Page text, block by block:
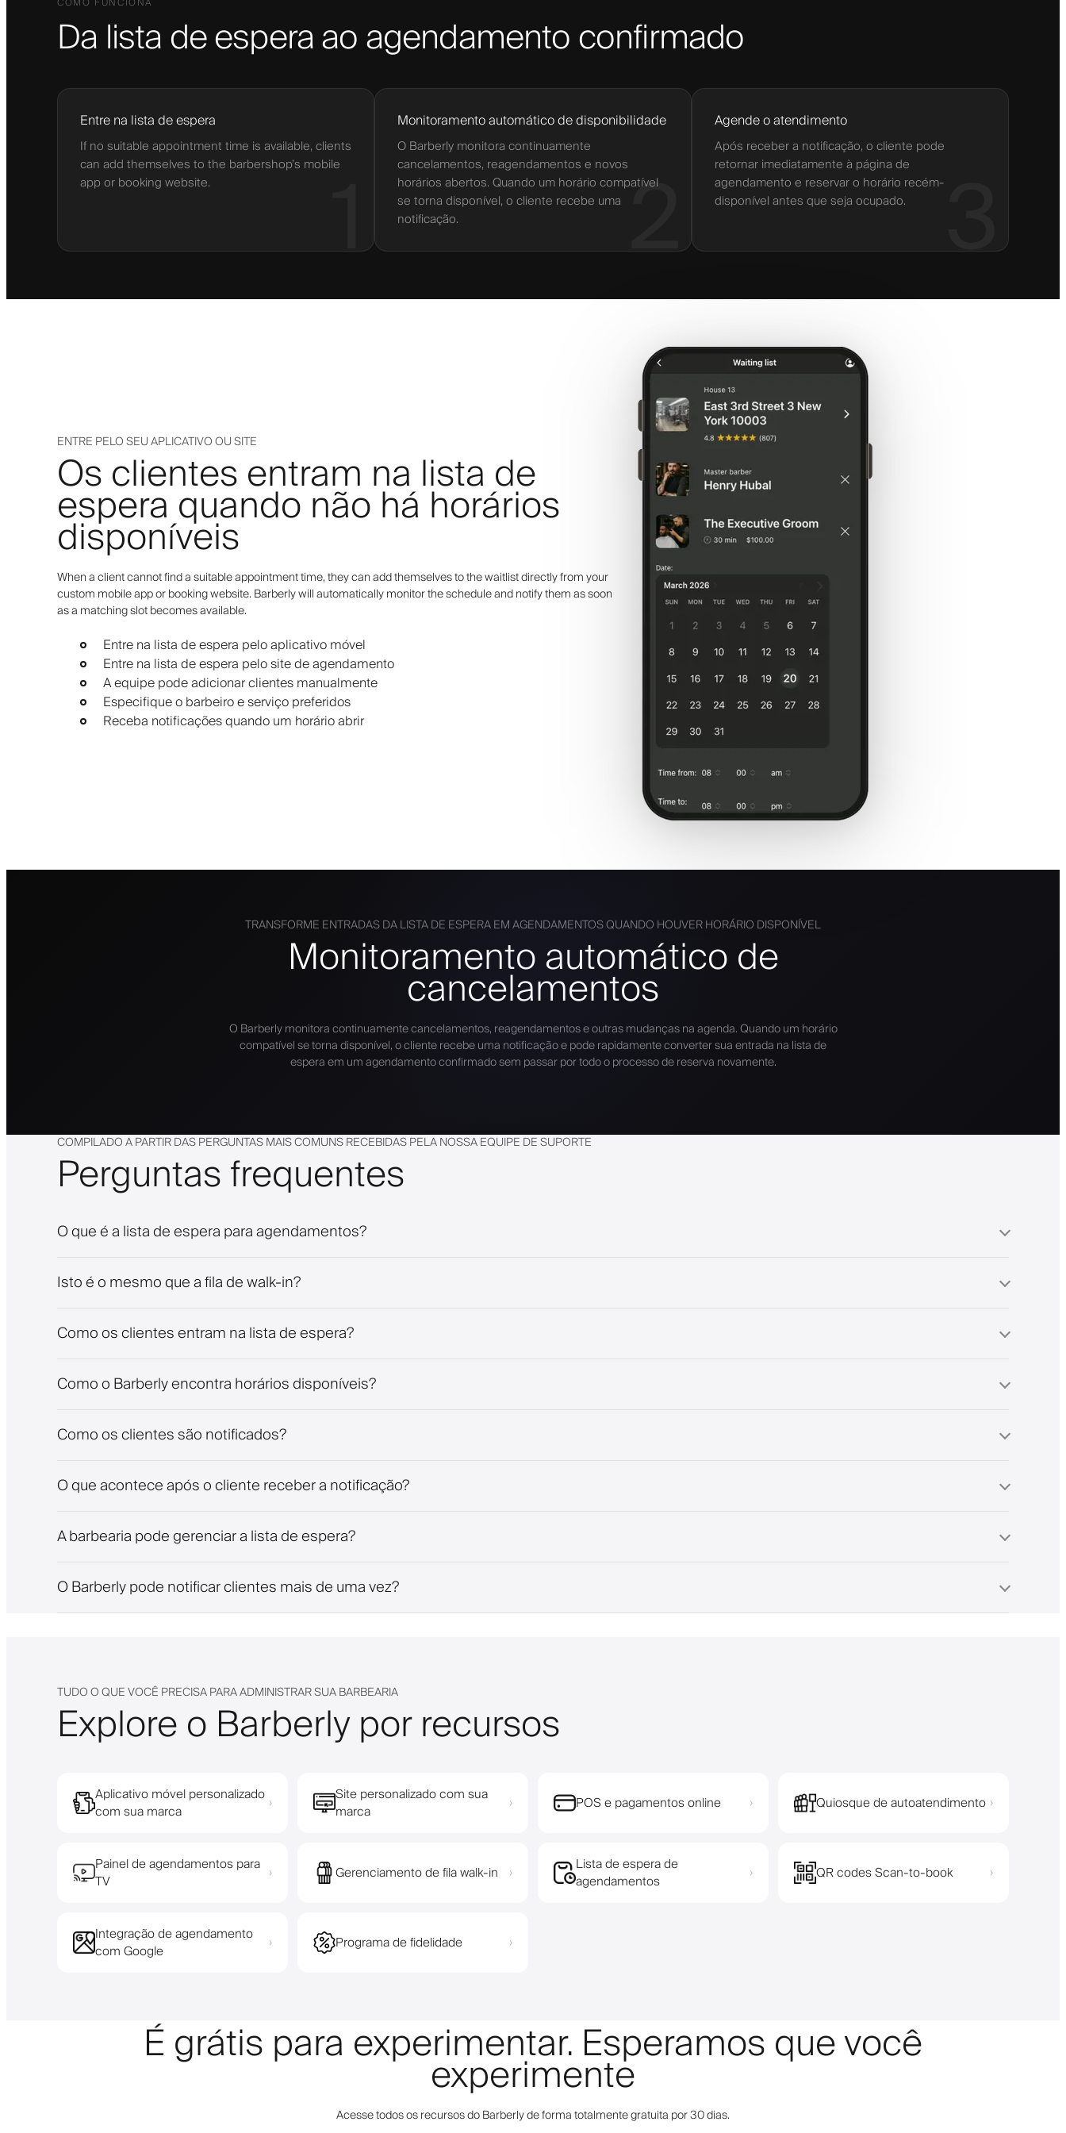
Da lista de espera ao agendamento confirmado
1
Entre na lista de espera
If no suitable appointment time is available, clients
can add themselves to the barbershop’s mobile
app or booking website.
2
Monitoramento automático de disponibilidade
O Barberly monitora continuamente
cancelamentos, reagendamentos e novos
horários abertos. Quando um horário compatível
se torna disponível, o cliente recebe uma
notificação.
3
Agende o atendimento
Após receber a notificação, o cliente pode
retornar imediatamente à página de
agendamento e reservar o horário recém-
disponível antes que seja ocupado.
ENTRE PELO SEU APLICATIVO OU SITE
Os clientes entram na lista de
espera quando não há horários
disponíveis
When a client cannot find a suitable appointment time, they can add themselves to the waitlist directly from your
custom mobile app or booking website. Barberly will automatically monitor the schedule and notify them as soon
as a matching slot becomes available.
Entre na lista de espera pelo aplicativo móvel
Entre na lista de espera pelo site de agendamento
A equipe pode adicionar clientes manualmente
Especifique o barbeiro e serviço preferidos
Receba notificações quando um horário abrir
TRANSFORME ENTRADAS DA LISTA DE ESPERA EM AGENDAMENTOS QUANDO HOUVER HORÁRIO DISPONÍVEL
Monitoramento automático de
cancelamentos
O Barberly monitora continuamente cancelamentos, reagendamentos e outras mudanças na agenda. Quando um horário
compatível se torna disponível, o cliente recebe uma notificação e pode rapidamente converter sua entrada na lista de
espera em um agendamento confirmado sem passar por todo o processo de reserva novamente.
COMPILADO A PARTIR DAS PERGUNTAS MAIS COMUNS RECEBIDAS PELA NOSSA EQUIPE DE SUPORTE
Perguntas frequentes
O que é a lista de espera para agendamentos?
Isto é o mesmo que a fila de walk-in?
Como os clientes entram na lista de espera?
Como o Barberly encontra horários disponíveis?
Como os clientes são notificados?
O que acontece após o cliente receber a notificação?
A barbearia pode gerenciar a lista de espera?
O Barberly pode notificar clientes mais de uma vez?
TUDO O QUE VOCÊ PRECISA PARA ADMINISTRAR SUA BARBEARIA
Explore o Barberly por recursos
Aplicativo móvel personalizado
com sua marca
›
Site personalizado com sua
marca
› POS e pagamentos online › Quiosque de autoatendimento ›
Painel de agendamentos para
TV
› Gerenciamento de fila walk-in ›
Lista de espera de
agendamentos
› QR codes Scan-to-book ›
Integração de agendamento
com Google
› Programa de fidelidade ›
É grátis para experimentar. Esperamos que você
experimente
Acesse todos os recursos do Barberly de forma totalmente gratuita por 30 dias.